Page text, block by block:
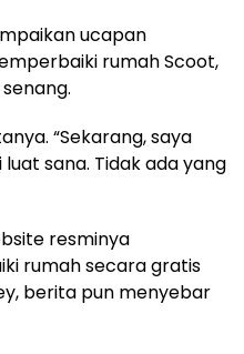
ucapan
rumah Scoot,
“Sekarang, saya
sana. Tidak ada yang
resminya
rumah secara gratis
berita pun menyebar